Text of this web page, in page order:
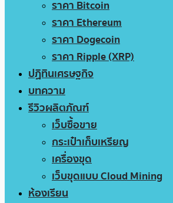
ราคา Bitcoin
ราคา Ethereum
ราคา Dogecoin
ราคา Ripple (XRP)
ปฏิทินเศรษฐกิจ
บทความ
รีวิวผลิตภัณฑ์
เว็บซื้อขาย
กระเป๋าเก็บเหรียญ
เครื่องขุด
เว็บขุดแบบ Cloud Mining
ห้องเรียน